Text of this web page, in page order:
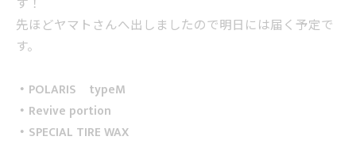
す！
先ほどヤマトさんへ出しましたので明日には届く予定で
す。
・POLARIS typeM
・Revive portion
・SPECIAL TIRE WAX